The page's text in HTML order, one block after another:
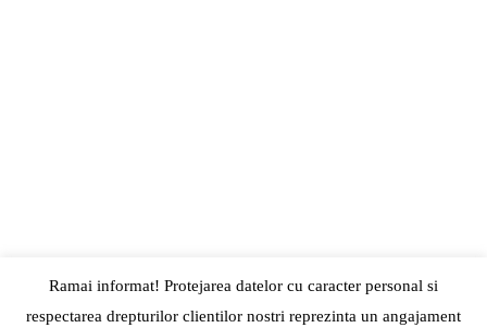
Ramai informat! Protejarea datelor cu caracter personal si
respectarea drepturilor clientilor nostri reprezinta un angajament